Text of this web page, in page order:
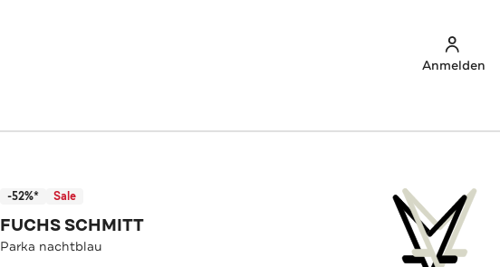
Anmelden
-52%* Sale
FUCHS SCHMITT
Parka nachtblau